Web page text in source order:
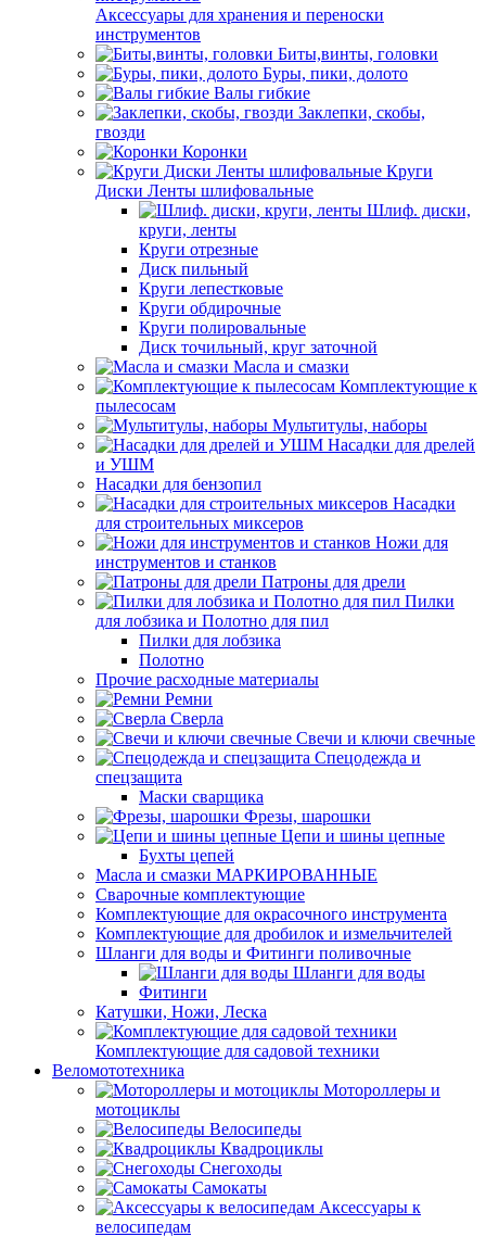
Аксессуары для хранения и переноски
инструментов
Биты,винты, головки
Буры, пики, долото
Валы гибкие
Заклепки, скобы,
гвозди
Коронки
Круги
Диски Ленты шлифовальные
Шлиф. диски,
круги, ленты
Круги отрезные
Диск пильный
Круги лепестковые
Круги обдирочные
Круги полировальные
Диск точильный, круг заточной
Масла и смазки
Комплектующие к
пылесосам
Мультитулы, наборы
Насадки для дрелей
и УШМ
Насадки для бензопил
Насадки
для строительных миксеров
Ножи для
инструментов и станков
Патроны для дрели
Пилки
для лобзика и Полотно для пил
Пилки для лобзика
Полотно
Прочие расходные материалы
Ремни
Сверла
Свечи и ключи свечные
Спецодежда и
спецзащита
Маски сварщика
Фрезы, шарошки
Цепи и шины цепные
Бухты цепей
Масла и смазки МАРКИРОВАННЫЕ
Сварочные комплектующие
Комплектующие для окрасочного инструмента
Комплектующие для дробилок и измельчителей
Шланги для воды и Фитинги поливочные
Шланги для воды
Фитинги
Катушки, Ножи, Леска
Комплектующие для садовой техники
Веломототехника
Мотороллеры и
мотоциклы
Велосипеды
Квадроциклы
Снегоходы
Самокаты
Аксессуары к
велосипедам